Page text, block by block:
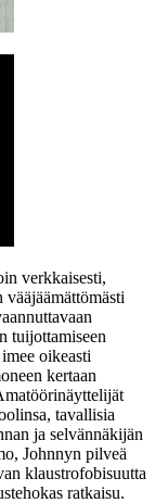
verkkaisesti,
tuijottamiseen
oikeasti
kertaan
tavallisia
ja selvännäkijän
Johnnyn pilveä
klaustrofobisuutta
ratkaisu.